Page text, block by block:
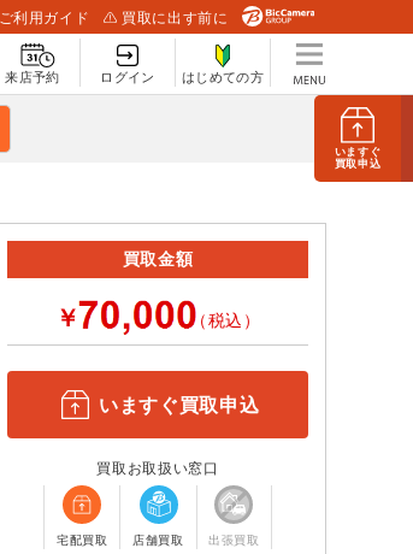
いますぐ
買取申込
ご利用ガイド 買取に出す前に
来店予約 ログイン はじめての方
買取金額
￥ （税込）
いますぐ買取申込
買取お取扱い窓口
宅配買取 店舗買取 出張買取